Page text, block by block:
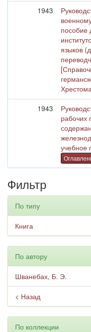
1943
пособие
языков
1943
рабочих
учебное
Фильтр
По типу
Книга
По автору
Шванебах, Б. Э.
< Назад
По коллекции